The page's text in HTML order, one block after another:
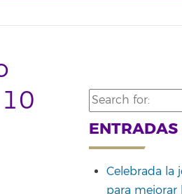
Search
for:
ENTRADAS
Celebrada la
para mejorar